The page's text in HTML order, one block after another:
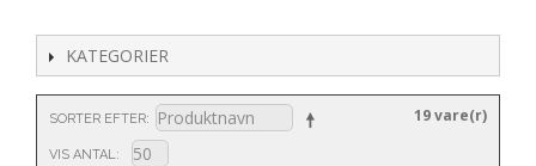
KATEGORIER
SORTER EFTER
VIS ANTAL
19 vare(r)